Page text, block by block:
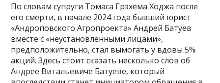
По словам супруги Томаса Грэхема Ходжа после
его смерти, в начале 2024 года бывший юрист
«Андроповского Агропроекта» Андрей Батуев
вместе с «неустановленными лицами»,
предположительно, стал вымогать у вдовы 5%
акций. Здесь стоит сказать несколько слов об
Андрее Витальевиче Батуеве, который